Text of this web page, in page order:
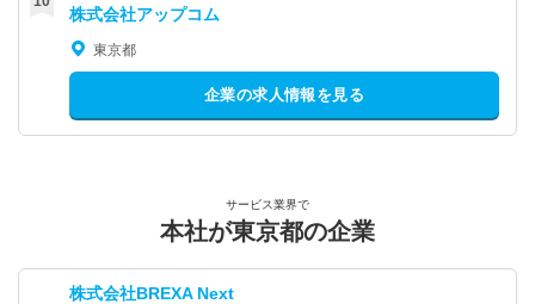
株式会社アップコム
東京都
企業の求人情報を見る
サービス業界で
本社が東京都の企業
株式会社BREXA Next